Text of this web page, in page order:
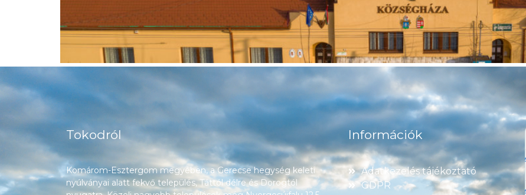
Tokodról
Komárom-Esztergom megyében, a Gerecse hegység keleti
nyúlványai alatt fekvő település, Táttól délre és Dorogtól
Információk
Adatkezelés tájékoztató
GDPR